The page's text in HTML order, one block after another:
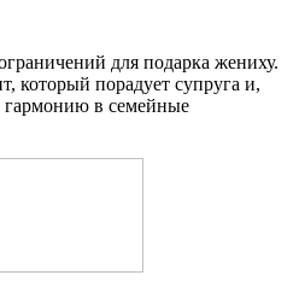
для подарка жениху.
который порадует супруга и,
гармонию в семейные